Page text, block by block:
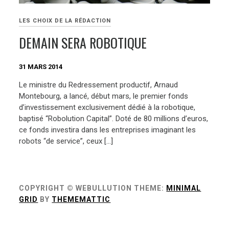
LES CHOIX DE LA RÉDACTION
DEMAIN SERA ROBOTIQUE
31 MARS 2014
Le ministre du Redressement productif, Arnaud
Montebourg, a lancé, début mars, le premier fonds
d’investissement exclusivement dédié à la robotique,
baptisé “Robolution Capital”. Doté de 80 millions d’euros,
ce fonds investira dans les entreprises imaginant les
robots “de service”, ceux […]
COPYRIGHT © WEBULLUTION THEME: MINIMAL
GRID BY THEMEMATTIC